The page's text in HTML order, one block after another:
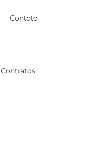
Contato
Contratos